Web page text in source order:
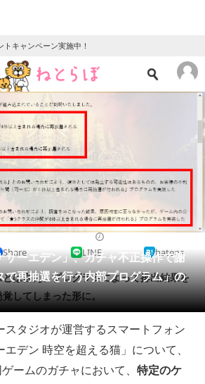
キャンペーン実施中！
ニュース
クイズ
地域
教育・育児
リサーチ
合ページ
レンド
ザーエデン」、ガチャ不正操作で謝
再抽選を行う内部プログラム」の
Share LINE hatena
は言え、プログラムによって排出結果を
してしまった形に。
タジオが運営するスマートフォン
エデン 時空を超える猫」について、
ームのガチャにおいて、 特定のケ